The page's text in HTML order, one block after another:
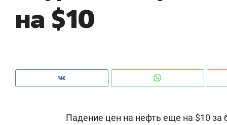
на $10
Падение цен на нефть еще на $10 за
рынки, почему надо знать аксакалов и
чем интересен Оман?